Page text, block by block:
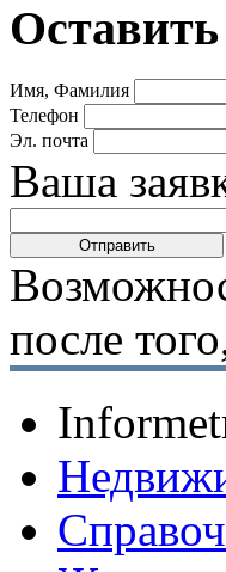
Имя, Фамилия
Телефон
Эл. почта
Ваша
после